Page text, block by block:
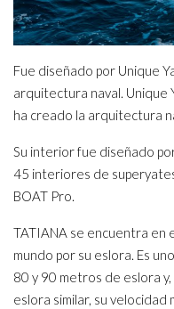
Fue diseñado por Unique
arquitectura naval. Unique
ha creado la arquitectura
Su interior fue diseñado
45 interiores de
BOAT Pro.
TATIANA se encuentra en
mundo por su eslora. Es
80 y 90 metros de eslora
eslora similar, su velocidad